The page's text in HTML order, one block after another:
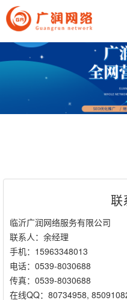
联
临沂广润网络服务有限公司
联系人：余经理
手机：15963348013
电话：0539-8030688
传真：0539-8030688
在线QQ：80734958,